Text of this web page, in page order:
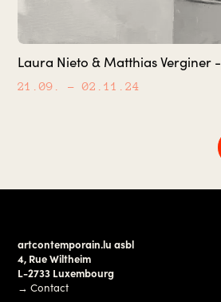
Laura Nieto & Matthias Verginer -
21.09. – 02.11.24
artcontemporain.lu asbl
4, Rue Wiltheim
L-2733 Luxembourg
→Contact